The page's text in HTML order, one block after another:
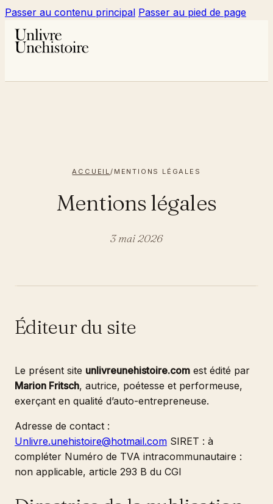
Passer au contenu principal Passer au pied de page
ACCUEIL/ MENTIONS LÉGALES
Mentions légales
3 mai 2026
Éditeur du site
Le présent site unlivreunehistoire.com est édité par
Marion Fritsch, autrice, poétesse et performeuse,
exerçant en qualité d’auto-entrepreneuse.
Adresse de contact :
Unlivre.unehistoire@hotmail.com SIRET : à
compléter Numéro de TVA intracommunautaire :
non applicable, article 293 B du CGI